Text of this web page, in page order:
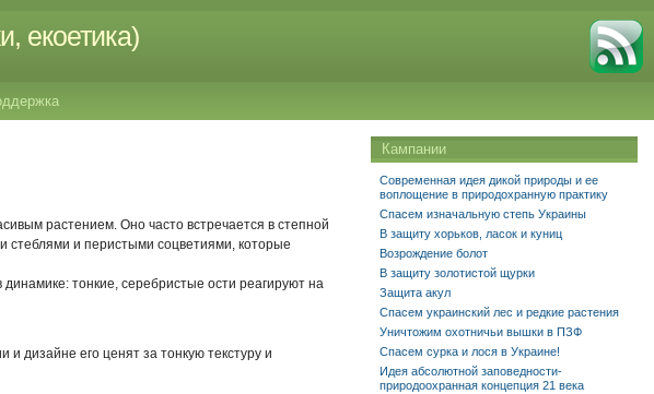
екоетика)
растением. Оно часто встречается в степной
и перистыми соцветиями, которые
тонкие, серебристые ости реагируют на
дизайне его ценят за тонкую текстуру и
Кампании
Современная идея дикой природы и ее
воплощение в природохранную практику
Спасем изначальную степь Украины
В защиту хорьков, ласок и куниц
Возрождение болот
В защиту золотистой щурки
Защита акул
Спасем украинский лес и редкие растения
Уничтожим охотничьи вышки в ПЗФ
Спасем сурка и лося в Украине!
Идея абсолютной заповедности-
природоохранная концепция 21 века